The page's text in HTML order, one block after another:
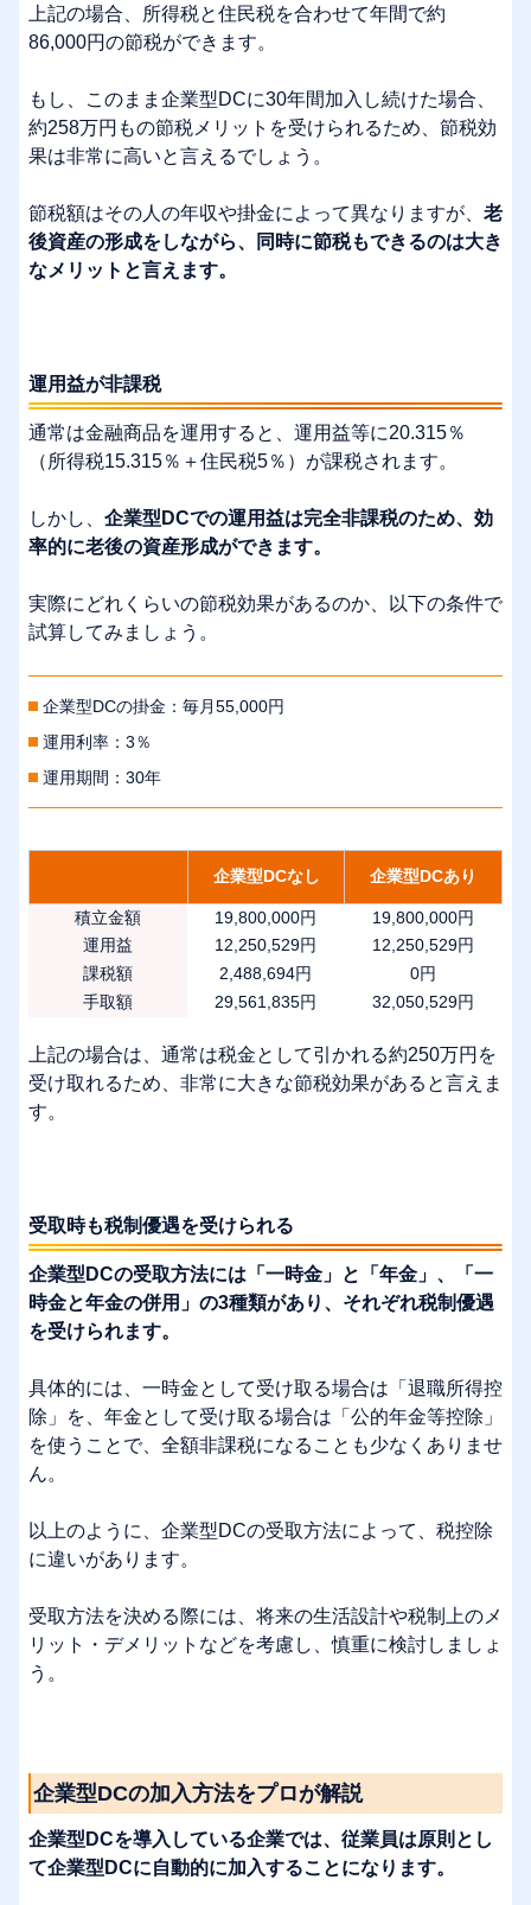
上記の場合、所得税と住民税を合わせて年間で約
86,000円の節税ができます。
もし、このまま企業型DCに30年間加入し続けた場合、
約258万円もの節税メリットを受けられるため、節税効
果は非常に高いと言えるでしょう。
節税額はその人の年収や掛金によって異なりますが、 老
後資産の形成をしながら、同時に節税もできるのは大き
なメリットと言えます。
運用益が非課税
通常は金融商品を運用すると、運用益等に20.315％
（所得税15.315％＋住民税5％）が課税されます。
しかし、 企業型DCでの運用益は完全非課税のため、効
率的に老後の資産形成ができます。
実際にどれくらいの節税効果があるのか、以下の条件で
試算してみましょう。
企業型DCの掛金：毎月55,000円
運用利率：3％
運用期間：30年
企業型DCなし 企業型DCあり
積立金額 19,800,000円
19,800,000円
運用益
12,250,529円
12,250,529円
課税額
2,488,694円
0円
手取額
29,561,835円 32,050,529円
上記の場合は、通常は税金として引かれる約250万円を
受け取れるため、非常に大きな節税効果があると言えま
す。
受取時も税制優遇を受けられる
企業型DCの受取方法には「一時金」と「年金」、「一
時金と年金の併用」の3種類があり、それぞれ税制優遇
を受けられます。
具体的には、一時金として受け取る場合は「退職所得控
除」を、年金として受け取る場合は「公的年金等控除」
を使うことで、全額非課税になることも少なくありませ
ん。
以上のように、企業型DCの受取方法によって、税控除
に違いがあります。
受取方法を決める際には、将来の生活設計や税制上のメ
リット・デメリットなどを考慮し、慎重に検討しましょ
う。
企業型DCの加入方法をプロが解説
企業型DCを導入している企業では、従業員は原則とし
て企業型DCに自動的に加入することになります。